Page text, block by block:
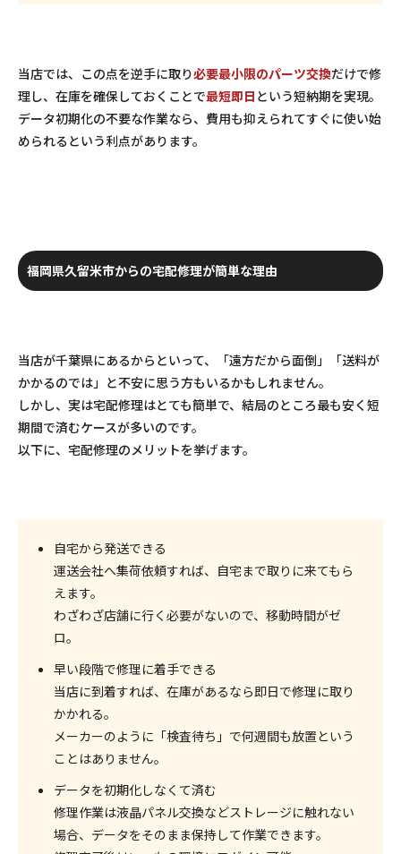
当店では、この点を逆手に取り必要最小限のパーツ交換だけで修
理し、在庫を確保しておくことで最短即日 という短納期を実現。
データ初期化の不要な作業なら、費用も抑えられてすぐに使い始
められるという利点があります。
福岡県久留米市からの宅配修理が簡単な理由
当店が千葉県にあるからといって、「遠方だから面倒」「送料が
かかるのでは」と不安に思う方もいるかもしれません。
しかし、実は宅配修理はとても簡単で、結局のところ最も安く短
期間で済むケースが多いのです。
以下に、宅配修理のメリットを挙げます。
自宅から発送できる
運送会社へ集荷依頼すれば、自宅まで取りに来てもら
えます。
わざわざ店舗に行く必要がないので、移動時間がゼ
ロ。
早い段階で修理に着手できる
当店に到着すれば、在庫があるなら即日で修理に取り
かかれる。
メーカーのように「検査待ち」で何週間も放置という
ことはありません。
データを初期化しなくて済む
修理作業は液晶パネル交換などストレージに触れない
場合、 データをそのまま保持して作業できます。